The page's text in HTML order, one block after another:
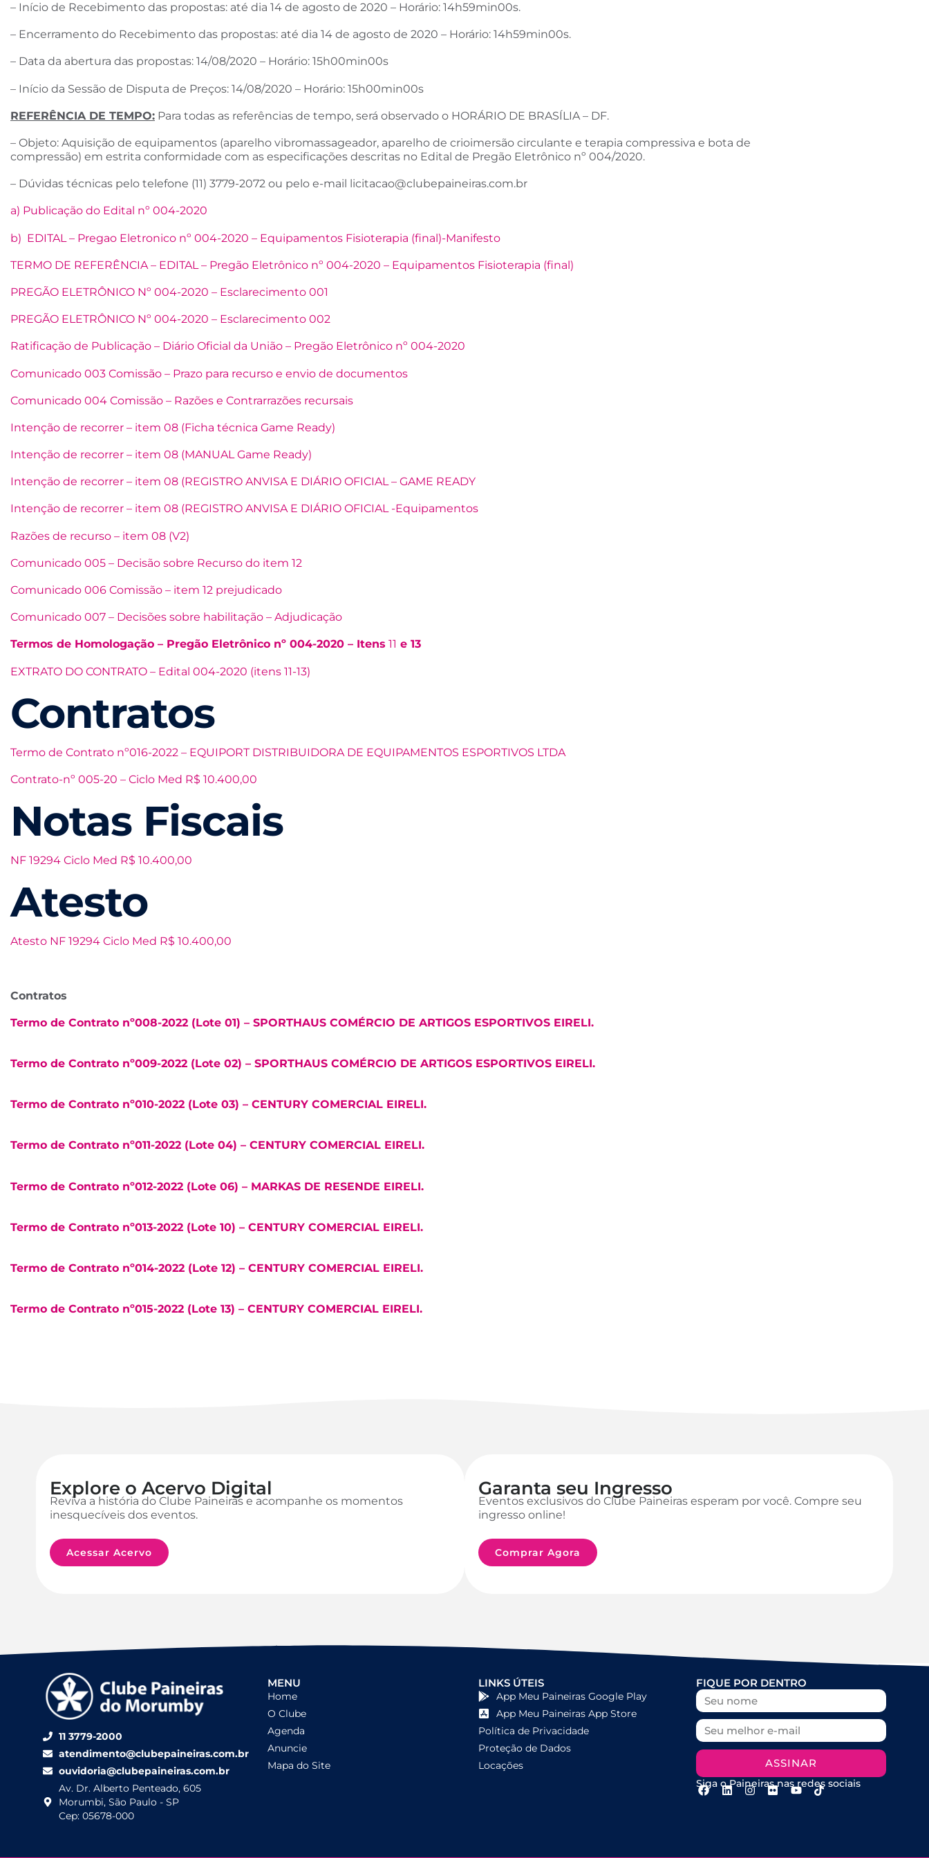
– Início de Recebimento das propostas: até dia 14 de agosto de 2020 – Horário: 14h59min00s.
– Encerramento do Recebimento das propostas: até dia 14 de agosto de 2020 – Horário: 14h59min00s.
– Data da abertura das propostas: 14/08/2020 – Horário: 15h00min00s
– Início da Sessão de Disputa de Preços: 14/08/2020 – Horário: 15h00min00s
REFERÊNCIA DE TEMPO: Para todas as referências de tempo, será observado o HORÁRIO DE BRASÍLIA – DF.
– Objeto: Aquisição de equipamentos (aparelho vibromassageador, aparelho de crioimersão circulante e terapia compressiva e bota de
compressão) em estrita conformidade com as especificações descritas no Edital de Pregão Eletrônico nº 004/2020.
– Dúvidas técnicas pelo telefone (11) 3779-2072 ou pelo e-mail licitacao@clubepaineiras.com.br
a) Publicação do Edital nº 004-2020
b) EDITAL – Pregao Eletronico nº 004-2020 – Equipamentos Fisioterapia (final)-Manifesto
TERMO DE REFERÊNCIA – EDITAL – Pregão Eletrônico nº 004-2020 – Equipamentos Fisioterapia (final)
PREGÃO ELETRÔNICO Nº 004-2020 – Esclarecimento 001
PREGÃO ELETRÔNICO Nº 004-2020 – Esclarecimento 002
Ratificação de Publicação – Diário Oficial da União – Pregão Eletrônico nº 004-2020
Comunicado 003 Comissão – Prazo para recurso e envio de documentos
Comunicado 004 Comissão – Razões e Contrarrazões recursais
Intenção de recorrer – item 08 (Ficha técnica Game Ready)
Intenção de recorrer – item 08 (MANUAL Game Ready)
Intenção de recorrer – item 08 (REGISTRO ANVISA E DIÁRIO OFICIAL – GAME READY
Intenção de recorrer – item 08 (REGISTRO ANVISA E DIÁRIO OFICIAL -Equipamentos
Razões de recurso – item 08 (V2)
Comunicado 005 – Decisão sobre Recurso do item 12
Comunicado 006 Comissão – item 12 prejudicado
Comunicado 007 – Decisões sobre habilitação – Adjudicação
Termos de Homologação – Pregão Eletrônico nº 004-2020 – Itens 11 e 13
EXTRATO DO CONTRATO – Edital 004-2020 (itens 11-13)
Contratos
Termo de Contrato nº016-2022 – EQUIPORT DISTRIBUIDORA DE EQUIPAMENTOS ESPORTIVOS LTDA
Contrato-nº 005-20 – Ciclo Med R$ 10.400,00
Notas Fiscais
NF 19294 Ciclo Med R$ 10.400,00
Atesto
Atesto NF 19294 Ciclo Med R$ 10.400,00
Contratos
Termo de Contrato nº008-2022 (Lote 01) – SPORTHAUS COMÉRCIO DE ARTIGOS ESPORTIVOS EIRELI.
Termo de Contrato nº009-2022 (Lote 02) – SPORTHAUS COMÉRCIO DE ARTIGOS ESPORTIVOS EIRELI.
Termo de Contrato nº010-2022 (Lote 03) – CENTURY COMERCIAL EIRELI.
Termo de Contrato nº011-2022 (Lote 04) – CENTURY COMERCIAL EIRELI.
Termo de Contrato nº012-2022 (Lote 06) – MARKAS DE RESENDE EIRELI.
Termo de Contrato nº013-2022 (Lote 10) – CENTURY COMERCIAL EIRELI.
Termo de Contrato nº014-2022 (Lote 12) – CENTURY COMERCIAL EIRELI.
Termo de Contrato nº015-2022 (Lote 13) – CENTURY COMERCIAL EIRELI.
Explore o Acervo Digital
Reviva a história do Clube Paineiras e acompanhe os momentos
inesquecíveis dos eventos.
Acessar Acervo
Garanta seu Ingresso
Eventos exclusivos do Clube Paineiras esperam por você. Compre seu
ingresso online!
Comprar Agora
11 3779-2000
atendimento@clubepaineiras.com.br
ouvidoria@clubepaineiras.com.br
Av. Dr. Alberto Penteado, 605
Morumbi, São Paulo - SP
Cep: 05678-000
MENU
Home
O Clube
Agenda
Anuncie
Mapa do Site
LINKS ÚTEIS
App Meu Paineiras Google Play
App Meu Paineiras App Store
Política de Privacidade
Proteção de Dados
Locações
FIQUE POR DENTRO
ASSINAR
Siga o Paineiras nas redes sociais